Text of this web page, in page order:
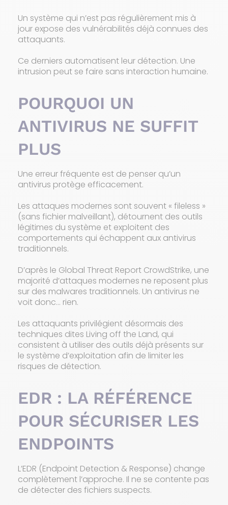
Un système qui n’est pas régulièrement mis à
jour expose des vulnérabilités déjà connues des
attaquants.
Ce derniers automatisent leur détection. Une
intrusion peut se faire sans interaction humaine.
POURQUOI UN
ANTIVIRUS NE SUFFIT
PLUS
Une erreur fréquente est de penser qu’un
antivirus protège efficacement.
Les attaques modernes sont souvent « fileless »
(sans fichier malveillant), détournent des outils
légitimes du système et exploitent des
comportements qui échappent aux antivirus
traditionnels.
D’après le Global Threat Report CrowdStrike, une
majorité d’attaques modernes ne reposent plus
sur des malwares traditionnels. Un antivirus ne
voit donc… rien.
Les attaquants privilégient désormais des
techniques dites Living off the Land, qui
consistent à utiliser des outils déjà présents sur
le système d’exploitation afin de limiter les
risques de détection.
EDR : LA RÉFÉRENCE
POUR SÉCURISER LES
ENDPOINTS
L’EDR (Endpoint Detection & Response) change
complètement l’approche. Il ne se contente pas
de détecter des fichiers suspects.